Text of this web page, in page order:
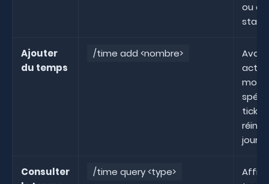
ou
Ajouter
du temps
/time add <nombre>
ticks
jour.
Consulter
/time query <type>